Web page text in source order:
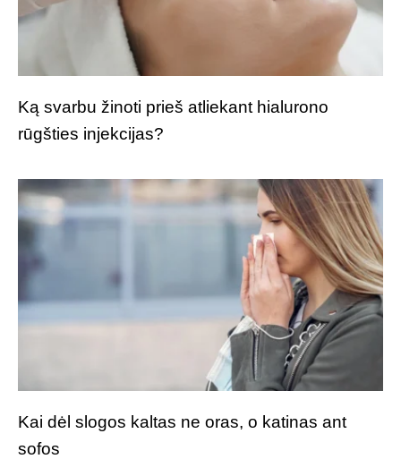
Ką svarbu žinoti prieš atliekant hialurono
rūgšties injekcijas?
Kai dėl slogos kaltas ne oras, o katinas ant
sofos